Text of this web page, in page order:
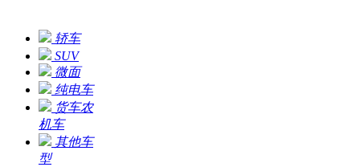
轿车
SUV
微面
纯电车
货车农
机车
其他车
型